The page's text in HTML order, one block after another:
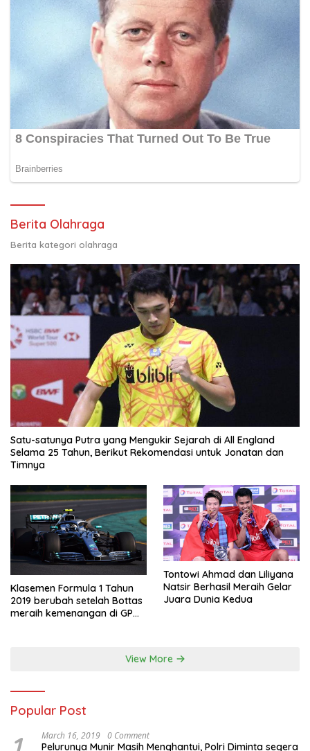
Berita Olahraga
Berita kategori olahraga
Satu-satunya Putra yang Mengukir Sejarah di All England
Selama 25 Tahun, Berikut Rekomendasi untuk Jonatan dan
Timnya
Klasemen Formula 1 Tahun
2019 berubah setelah Bottas
meraih kemenangan di GP
Tontowi Ahmad dan Liliyana
Natsir Berhasil Meraih Gelar
Juara Dunia Kedua
View More
Popular Post
March 16, 2019 0 Comment
Pelurunya Munir Masih Menghantui, Polri Diminta segera